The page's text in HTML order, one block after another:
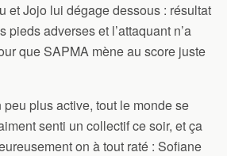
et Jojo lui dégage dessous : résultat
pieds adverses et l’attaquant n’a
que SAPMA mène au score juste
plus active, tout le monde se
senti un collectif ce soir, et ça
on à tout raté : Sofiane